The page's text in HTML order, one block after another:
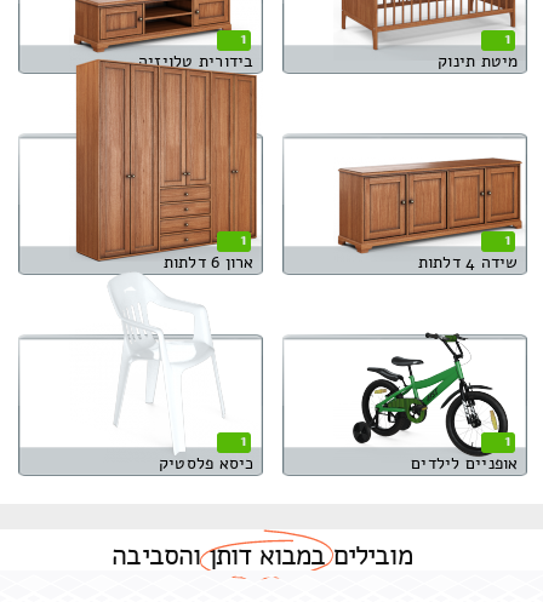
1
מיטת תינוק
1
בידורית טלויזיה
1
שידה 4 דלתות
1
ארון 6 דלתות
1
אופניים לילדים
1
כיסא פלסטיק
מוביליםבמבוא דותןוהסביבה